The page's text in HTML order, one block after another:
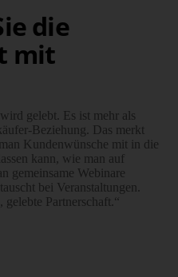
die
mit
gelebt. Es ist mehr als
Beziehung. Das merkt
Kundenwünsche mit in die
kann, wie man auf
gemeinsame Webinare
bei Veranstaltungen.
Partnerschaft.“